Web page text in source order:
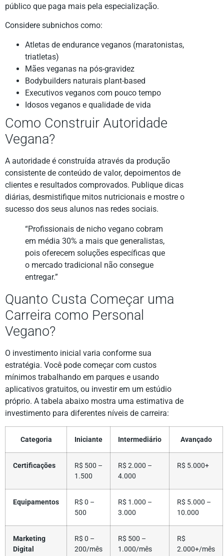
público que paga mais pela especialização.
Considere subnichos como:
Atletas de endurance veganos (maratonistas,
triatletas)
Mães veganas na pós-gravidez
Bodybuilders naturais plant-based
Executivos veganos com pouco tempo
Idosos veganos e qualidade de vida
Como Construir Autoridade
Vegana?
A autoridade é construída através da produção
consistente de conteúdo de valor, depoimentos de
clientes e resultados comprovados. Publique dicas
diárias, desmistifique mitos nutricionais e mostre o
sucesso dos seus alunos nas redes sociais.
“Profissionais de nicho vegano cobram
em média 30% a mais que generalistas,
pois oferecem soluções específicas que
o mercado tradicional não consegue
entregar.”
Quanto Custa Começar uma
Carreira como Personal
Vegano?
O investimento inicial varia conforme sua
estratégia. Você pode começar com custos
mínimos trabalhando em parques e usando
aplicativos gratuitos, ou investir em um estúdio
próprio. A tabela abaixo mostra uma estimativa de
investimento para diferentes níveis de carreira:
Categoria Iniciante Intermediário Avançado
Certificações
R$ 500 –
1.500
R$ 2.000 –
4.000
R$ 5.000+
Equipamentos
R$ 0 –
500
R$ 1.000 –
3.000
R$ 5.000 –
10.000
Marketing
Digital
R$ 0 –
200/mês
R$ 500 –
1.000/mês
R$
2.000+/mês